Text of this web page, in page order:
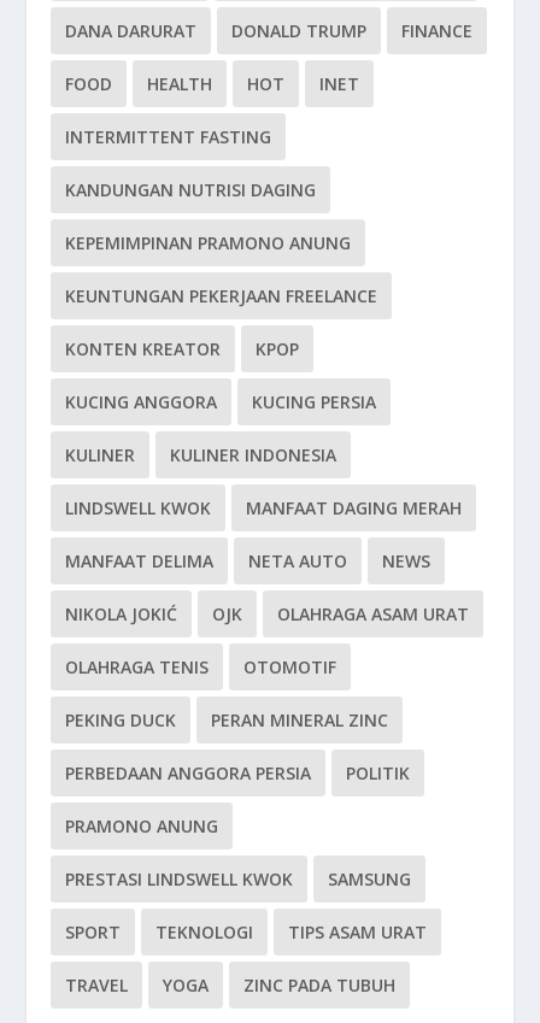
DANA DARURAT DONALD TRUMP FINANCE
FOOD HEALTH HOT INET
INTERMITTENT FASTING
KANDUNGAN NUTRISI DAGING
KEPEMIMPINAN PRAMONO ANUNG
KEUNTUNGAN PEKERJAAN FREELANCE
KONTEN KREATOR KPOP
KUCING ANGGORA KUCING PERSIA
KULINER KULINER INDONESIA
LINDSWELL KWOK MANFAAT DAGING MERAH
MANFAAT DELIMA NETA AUTO NEWS
NIKOLA JOKIĆ OJK OLAHRAGA ASAM URAT
OLAHRAGA TENIS OTOMOTIF
PEKING DUCK PERAN MINERAL ZINC
PERBEDAAN ANGGORA PERSIA POLITIK
PRAMONO ANUNG
PRESTASI LINDSWELL KWOK SAMSUNG
SPORT TEKNOLOGI TIPS ASAM URAT
TRAVEL YOGA ZINC PADA TUBUH